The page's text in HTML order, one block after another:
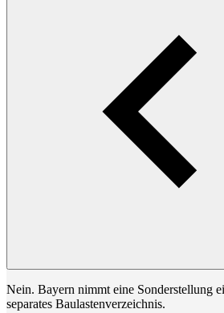
Nein. Bayern nimmt eine Sonderstellung
separates Baulastenverzeichnis.